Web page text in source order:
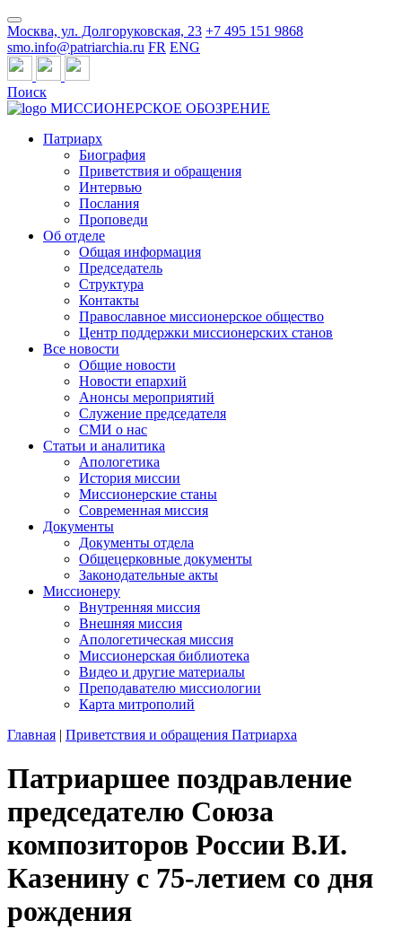
Москва, ул. Долгоруковская, 23 +7 495 151 9868
smo.info@patriarchia.ru FR ENG
Поиск
МИССИОНЕРСКОЕ ОБОЗРЕНИЕ
Патриарх
Биография
Приветствия и обращения
Интервью
Послания
Проповеди
Об отделе
Общая информация
Председатель
Структура
Контакты
Православное миссионерское общество
Центр поддержки миссионерских станов
Все новости
Общие новости
Новости епархий
Анонсы мероприятий
Служение председателя
СМИ о нас
Статьи и аналитика
Апологетика
История миссии
Миссионерские станы
Современная миссия
Документы
Документы отдела
Общецерковные документы
Законодательные акты
Миссионеру
Внутренняя миссия
Внешняя миссия
Апологетическая миссия
Миссионерская библиотека
Видео и другие материалы
Преподавателю миссиологии
Карта митрополий
Главная | Приветствия и обращения Патриарха
Патриаршее поздравление
председателю Союза
композиторов России В.И.
Казенину с 75-летием со дня
рождения